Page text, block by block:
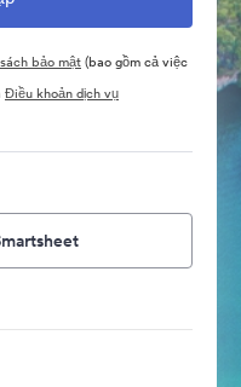
bảo mật(bao gồm cả việc
Điều khoản dịch vụ